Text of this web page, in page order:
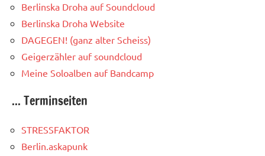
Berlinska Droha auf Soundcloud
Berlinska Droha Website
DAGEGEN! (ganz alter Scheiss)
Geigerzähler auf soundcloud
Meine Soloalben auf Bandcamp
... Terminseiten
STRESSFAKTOR
Berlin.askapunk